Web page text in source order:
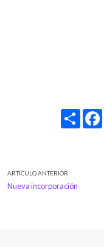
Share
ARTÍCULO ANTERIOR
Nueva incorporación